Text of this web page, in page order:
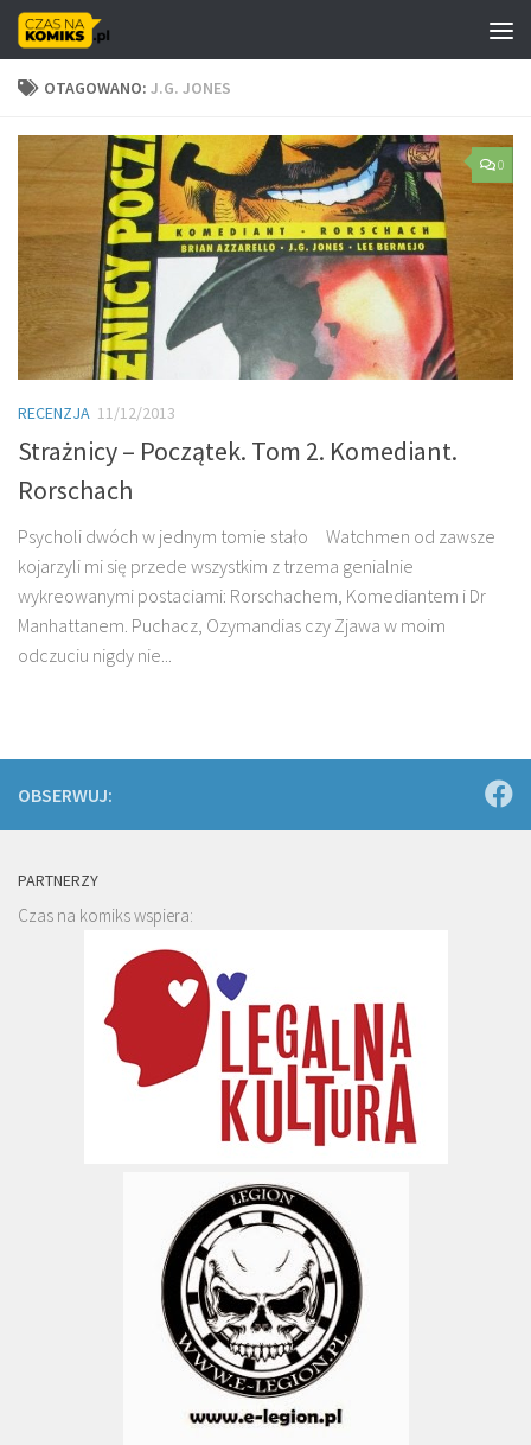
Skip to content
OTAGOWANO: J.G. JONES
0
RECENZJA 11/12/2013
Strażnicy – Początek. Tom 2. Komediant.
Rorschach
Psycholi dwóch w jednym tomie stało Watchmen od zawsze
kojarzyli mi się przede wszystkim z trzema genialnie
wykreowanymi postaciami: Rorschachem, Komediantem i Dr
Manhattanem. Puchacz, Ozymandias czy Zjawa w moim
odczuciu nigdy nie...
OBSERWUJ:
PARTNERZY
Czas na komiks wspiera: